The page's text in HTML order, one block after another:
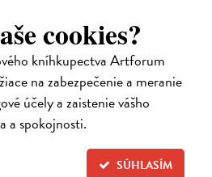
cookies?
kníhkupectva Artforum
na zabezpečenie a meranie
účely a zaistenie vášho
a spokojnosti.
SÚHLASÍM
na sklade
novinka